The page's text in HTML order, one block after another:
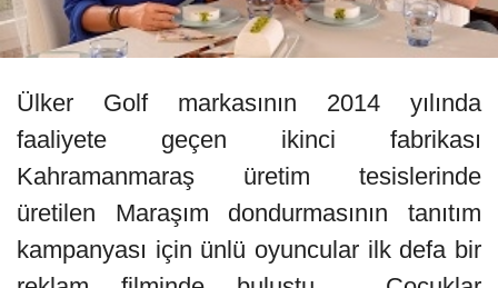
Ülker Golf markasının 2014 yılında
faaliyete geçen ikinci fabrikası
Kahramanmaraş üretim tesislerinde
üretilen Maraşım dondurmasının tanıtım
kampanyası için ünlü oyuncular ilk defa bir